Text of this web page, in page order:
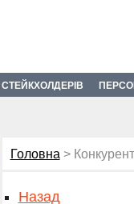
СТЕЙКХОЛДЕРІВ
Головна >
Назад